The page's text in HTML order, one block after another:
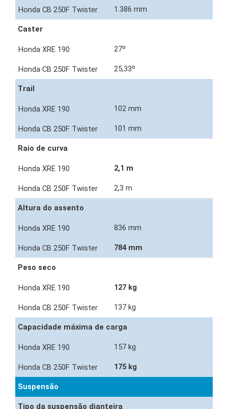
1.386 mm
Caster
27º
25,33º
Trail
102 mm
101 mm
Raio de curva
2,1 m
2,3 m
Altura do assento
836 mm
784 mm
Peso seco
127 kg
137 kg
Capacidade máxima de carga
157 kg
175 kg
Suspensão
Tipo da suspensão dianteira